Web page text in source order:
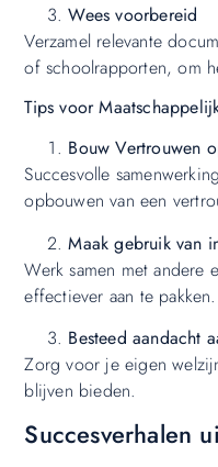
Wees voorbereid
Verzamel relevante
of schoolrapporten, om
Tips voor
Bouw Vertrouwen
Succesvolle
opbouwen van een
Maak gebruik van
Werk samen met andere
effectiever aan te pakken.
Besteed aandacht
Zorg voor je eigen
blijven bieden.
Succesverhalen